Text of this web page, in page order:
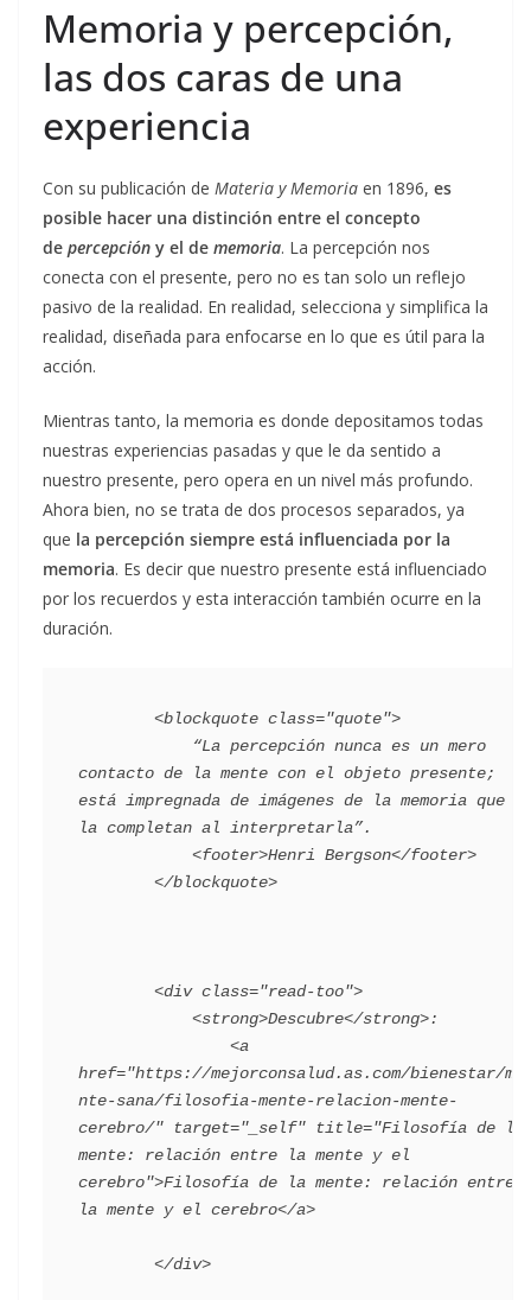
Memoria y percepción,
las dos caras de una
experiencia
Con su publicación de Materia y Memoria en 1896, es
posible hacer una distinción entre el concepto
de percepción y el de memoria. La percepción nos
conecta con el presente, pero no es tan solo un reflejo
pasivo de la realidad. En realidad, selecciona y simplifica la
realidad, diseñada para enfocarse en lo que es útil para la
acción.
Mientras tanto, la memoria es donde depositamos todas
nuestras experiencias pasadas y que le da sentido a
nuestro presente, pero opera en un nivel más profundo.
Ahora bien, no se trata de dos procesos separados, ya
que la percepción siempre está influenciada por la
memoria. Es decir que nuestro presente está influenciado
por los recuerdos y esta interacción también ocurre en la
duración.
contacto de la mente con el objeto presente;
está impregnada de imágenes de la memoria que
la completan al interpretarla”.
href="https://mejorconsalud.as.com/bienestar/me
nte-sana/filosofia-mente-relacion-mente-
cerebro/" target="_self" title="Filosofía de la
mente: relación entre la mente y el
cerebro">Filosofía de la mente: relación entre
la mente y el cerebro</a>